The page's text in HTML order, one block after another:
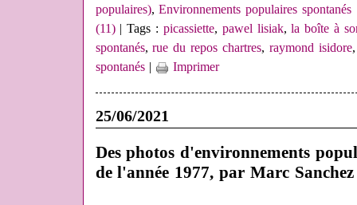
populaires),Environnements populaires spontanés
(11)| Tags : picassiette, pawel lisiak,la boîte à
spontanés,rue du repos chartres, raymond isidore
spontanés| Imprimer
25/06/2021
Des photos d'environnements
de l'année 1977, par Marc Sanchez